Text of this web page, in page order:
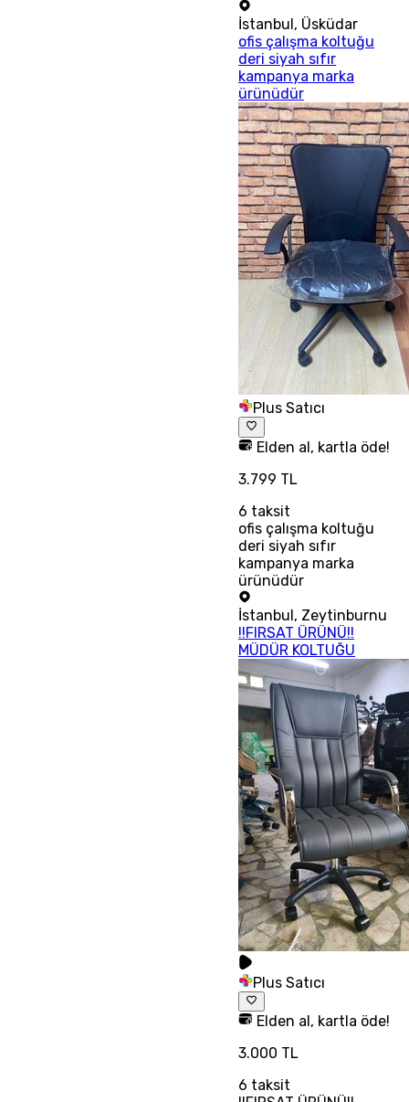
İstanbul , Üsküdar
ofis çalışma koltuğu
deri siyah sıfır
kampanya marka
ürünüdür
Plus Satıcı
Elden al, kartla öde!
3.799 TL
6 taksit
ofis çalışma koltuğu
deri siyah sıfır
kampanya marka
ürünüdür
İstanbul, Zeytinburnu
!!FIRSAT ÜRÜNÜ!!
MÜDÜR KOLTUĞU
Plus Satıcı
Elden al, kartla öde!
3.000 TL
6 taksit